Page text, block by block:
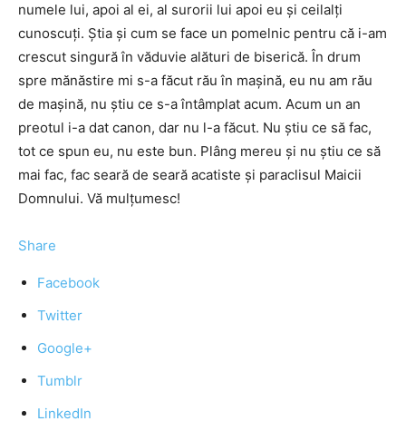
numele lui, apoi al ei, al surorii lui apoi eu şi ceilalţi
cunoscuţi. Ştia şi cum se face un pomelnic pentru că i-am
crescut singură în văduvie alături de biserică. În drum
spre mănăstire mi s-a făcut rău în maşină, eu nu am rău
de maşină, nu ştiu ce s-a întâmplat acum. Acum un an
preotul i-a dat canon, dar nu l-a făcut. Nu ştiu ce să fac,
tot ce spun eu, nu este bun. Plâng mereu şi nu ştiu ce să
mai fac, fac seară de seară acatiste şi paraclisul Maicii
Domnului. Vă mulţumesc!
Share
Facebook
Twitter
Google+
Tumblr
LinkedIn